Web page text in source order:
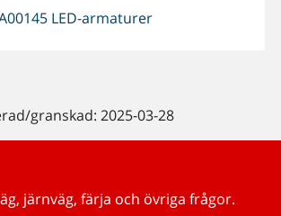
LED-armaturer
granskad: 2025-03-28
järnväg, färja och övriga frågor.